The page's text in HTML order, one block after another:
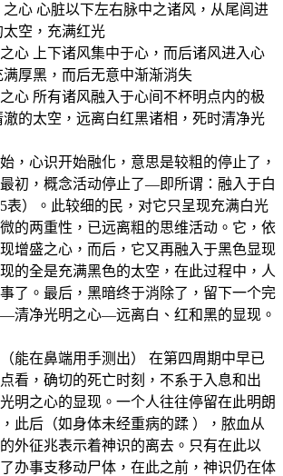
心 心脏以下左右脉中之诸风，从尾闾进
太空，充满红光
心 上下诸风集中于心，而后诸风进入心
厚黑，而后无意中渐渐消失
心 所有诸风融入于心间不杯明点内的极
的太空，远离白红黑诸相，死时清净光
心识开始融化，意思是较粗的停止了，
初，概念活动停止了—即所谓：融入于白
表）。此较细的民，对它只呈现充满白光
的两重性，已远离粗的思维活动。它，依
增盛之心，而后，它又再融入于黑色显现
的全是充满黑色的太空，在此过程中，人
了。最后，黑暗终于消除了，留下一个完
清净光明之心—远离白、红和黑的显现。
在鼻端用手测出） 在第四周期中早已
看，确切的死亡时刻，不系于入息和出
明之心的显现。一个人往往停留在此明朗
此后（如身体未经重病的蹂 ），脓血从
外征兆表示着神识的离去。只有在此以
办事支移动尸体，在此之前，神识仍在体